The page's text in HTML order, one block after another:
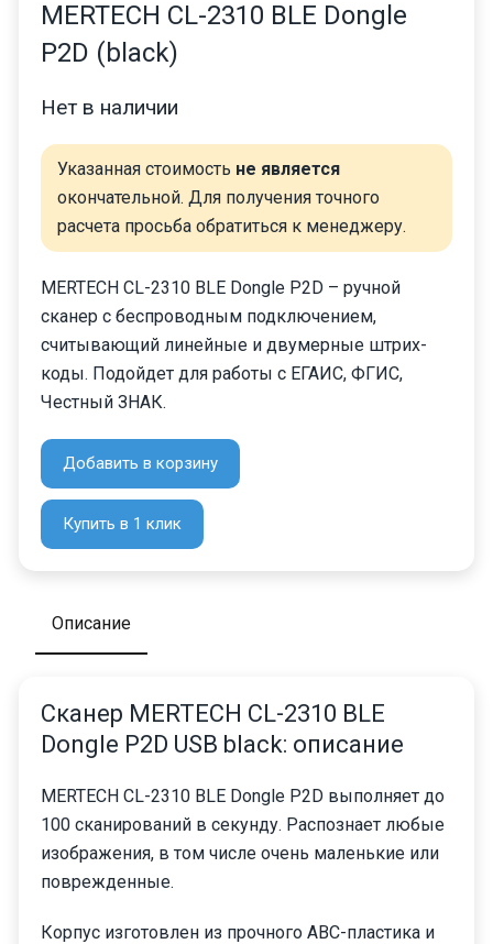
MERTECH CL-2310 BLE Dongle
P2D (black)
Нет в наличии
Указанная стоимость не является
окончательной. Для получения точного
расчета просьба обратиться к менеджеру.
MERTECH CL-2310 BLE Dongle P2D – ручной
сканер с беспроводным подключением,
считывающий линейные и двумерные штрих-
коды. Подойдет для работы с ЕГАИС, ФГИС,
Честный ЗНАК.
Добавить в корзину
Купить в 1 клик
Описание
Сканер MERTECH CL-2310 BLE
Dongle P2D USB black: описание
MERTECH CL-2310 BLE Dongle P2D выполняет до
100 сканирований в секунду. Распознает любые
изображения, в том числе очень маленькие или
поврежденные.
Корпус изготовлен из прочного ABC-пластика и